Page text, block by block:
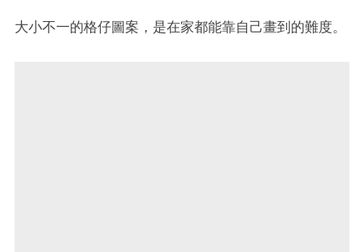
大小不一的格仔圖案，是在家都能靠自己畫到的難度。